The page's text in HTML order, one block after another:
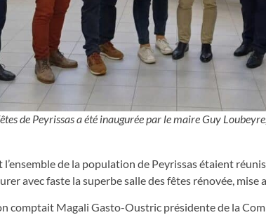
de Peyrissas a été inaugurée par le maire Guy
de la population de Peyrissas étaient
avec faste la superbe salle des fêtes rénovée,
comptait Magali Gasto-Oustric présidente de la